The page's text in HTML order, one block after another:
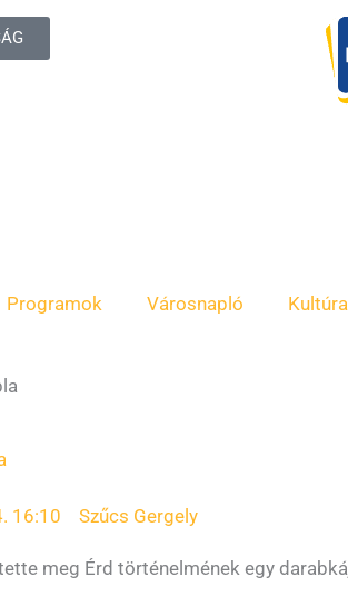
Programok Városnapló Kultúra
16:10 Szűcs Gergely
meg Érd történelmének egy